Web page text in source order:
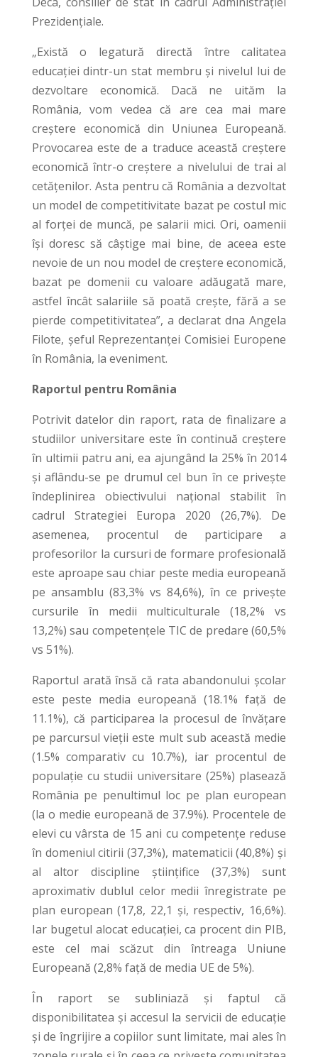
Prezidențiale.
„Există o legatură directă între calitatea
educației dintr-un stat membru și nivelul lui de
dezvoltare economică. Dacă ne uităm la
România, vom vedea că are cea mai mare
creștere economică din Uniunea Europeană.
Provocarea este de a traduce această creștere
economică într-o creștere a nivelului de trai al
cetățenilor. Asta pentru că România a dezvoltat
un model de competitivitate bazat pe costul mic
al forței de muncă, pe salarii mici. Ori, oamenii
își doresc să câștige mai bine, de aceea este
nevoie de un nou model de creștere economică,
bazat pe domenii cu valoare adăugată mare,
astfel încât salariile să poată crește, fără a se
pierde competitivitatea”, a declarat dna Angela
Filote, șeful Reprezentanței Comisiei Europene
în România, la eveniment.
Raportul pentru România
Potrivit datelor din raport, rata de finalizare a
studiilor universitare este în continuă creștere
în ultimii patru ani, ea ajungând la 25% în 2014
și aflându-se pe drumul cel bun în ce privește
îndeplinirea obiectivului național stabilit în
cadrul Strategiei Europa 2020 (26,7%). De
asemenea, procentul de participare a
profesorilor la cursuri de formare profesională
este aproape sau chiar peste media europeană
pe ansamblu (83,3% vs 84,6%), în ce privește
cursurile în medii multiculturale (18,2% vs
13,2%) sau competențele TIC de predare (60,5%
vs 51%).
Raportul arată însă că rata abandonului școlar
este peste media europeană (18.1% față de
11.1%), că participarea la procesul de învățare
pe parcursul vieții este mult sub această medie
(1.5% comparativ cu 10.7%), iar procentul de
populație cu studii universitare (25%) plasează
România pe penultimul loc pe plan european
(la o medie europeană de 37.9%). Procentele de
elevi cu vârsta de 15 ani cu competențe reduse
în domeniul citirii (37,3%), matematicii (40,8%) și
al altor discipline științifice (37,3%) sunt
aproximativ dublul celor medii înregistrate pe
plan european (17,8, 22,1 și, respectiv, 16,6%).
Iar bugetul alocat educației, ca procent din PIB,
este cel mai scăzut din întreaga Uniune
Europeană (2,8% față de media UE de 5%).
În raport se subliniază și faptul că
disponibilitatea și accesul la servicii de educație
și de îngrijire a copiilor sunt limitate, mai ales în